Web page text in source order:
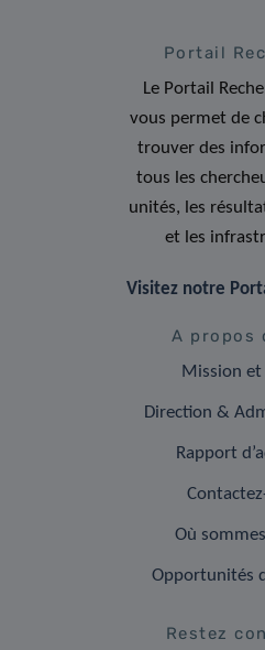
Portail
Le Portail
vous permet de
trouver des
tous les
unités, les
et les
Visitez notre
A propos
Mission
Direction &
Rapport
Où
Opportunités
Restez